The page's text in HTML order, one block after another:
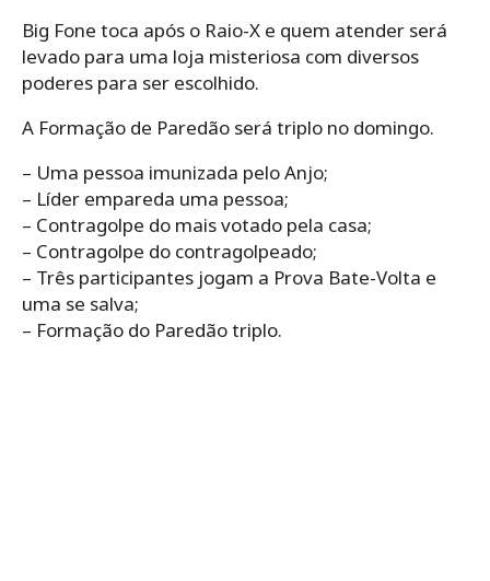
Big Fone toca após o Raio-X e quem atender será
levado para uma loja misteriosa com diversos
poderes para ser escolhido.
A Formação de Paredão será triplo no domingo.
– Uma pessoa imunizada pelo Anjo;
– Líder empareda uma pessoa;
– Contragolpe do mais votado pela casa;
– Contragolpe do contragolpeado;
– Três participantes jogam a Prova Bate-Volta e
uma se salva;
– Formação do Paredão triplo.